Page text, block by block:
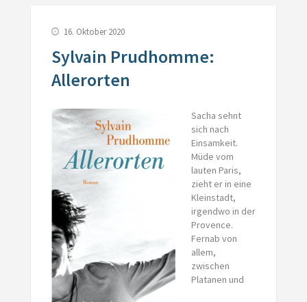
16. Oktober 2020
Sylvain Prudhomme:
Allerorten
Sacha sehnt
sich nach
Einsamkeit.
Müde vom
lauten Paris,
zieht er in eine
Kleinstadt,
irgendwo in der
Provence.
Fernab von
allem,
zwischen
Platanen und